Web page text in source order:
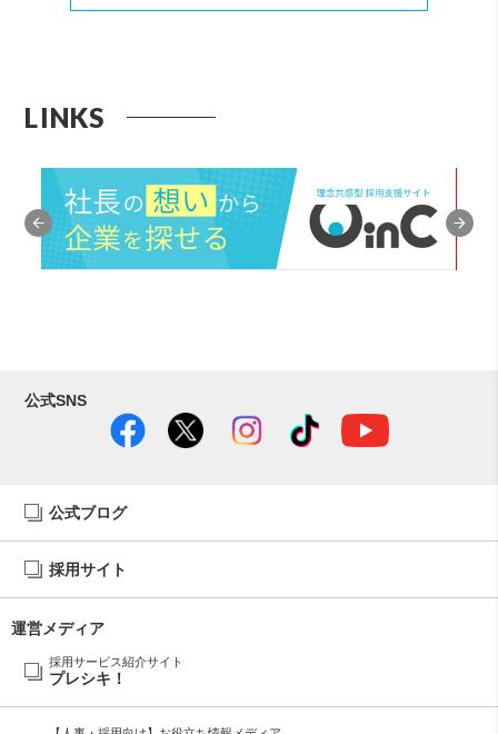
LINKS
公式SNS
公式ブログ
採用サイト
運営メディア
採用サービス紹介サイト
プレシキ！